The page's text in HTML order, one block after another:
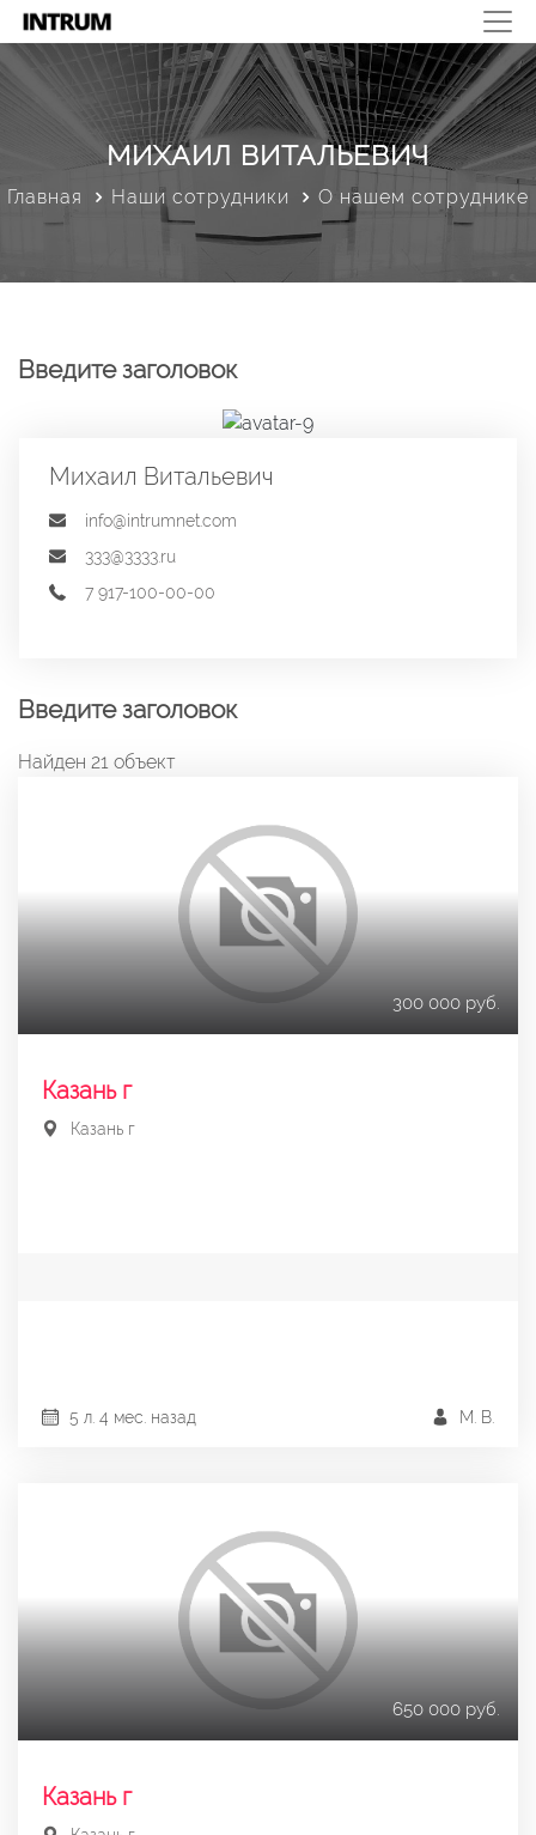
МИХАИЛ ВИТАЛЬЕВИЧ
Главная Наши сотрудники О нашем сотруднике
Введите заголовок
Михаил Витальевич
info@intrumnet.com
333@3333.ru
7 917-100-00-00
Введите заголовок
Найден 21 объект
300 000 руб.
Казань г
Казань г
М. В.
5 л. 4 мес. назад
650 000 руб.
Казань г